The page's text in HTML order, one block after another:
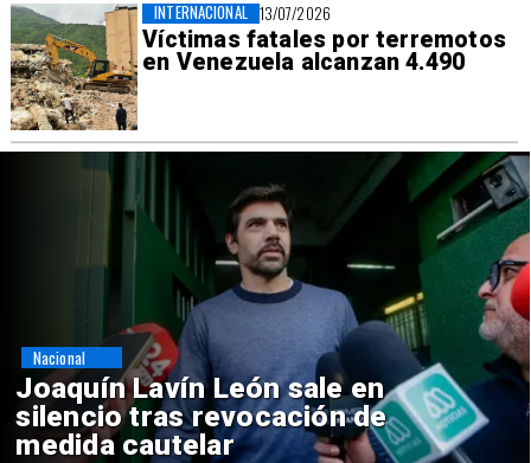
13/07/2026
Víctimas fatales por terremotos
en Venezuela alcanzan 4.490
INTERNACIONAL
Chile y Venezuela formalizan
reinicio de relaciones
consulares
Nacional